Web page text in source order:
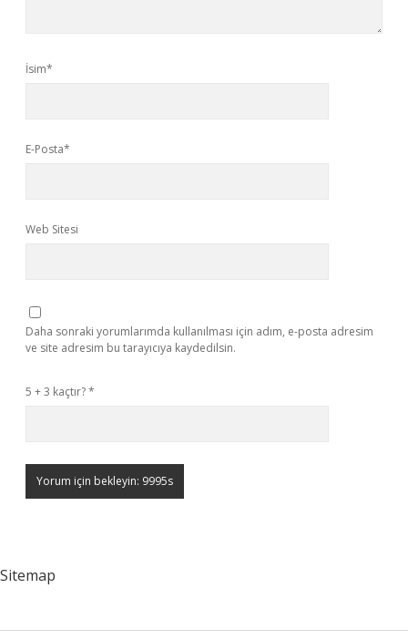
İsim*
E-Posta*
Web Sitesi
Daha sonraki yorumlarımda kullanılması için adım, e-posta adresim
ve site adresim bu tarayıcıya kaydedilsin.
5 + 3 kaçtır?*
Sitemap